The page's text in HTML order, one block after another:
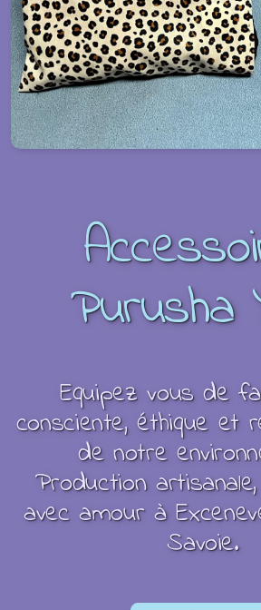
Purusha
Equipez vous de
consciente, éthique et
de notre
Production
avec amour à
Savoie.